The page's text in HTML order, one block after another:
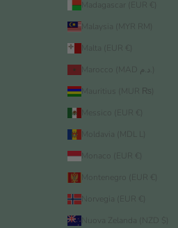
Madagascar (EUR €)
Malaysia (MYR RM)
Malta (EUR €)
Mauritius (MUR ₨)
Messico (EUR €)
Moldavia (MDL L)
Monaco (EUR €)
Montenegro (EUR €)
Norvegia (EUR €)
Nuova Zelanda (NZD $)